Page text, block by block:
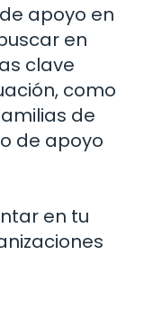
apoyo en
en
clave
como
de
de apoyo
en tu